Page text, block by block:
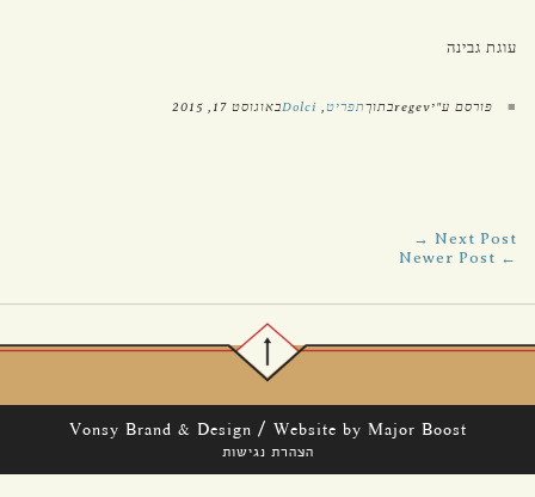
עוגת גבינה
■ פורסם ע"יregevבתוך תפריט ,
Dolciבאוגוסט 17, 2015
Next Post →
← Newer Post
Vonsy Brand & Design / Website by Major Boost
הצהרת נגישות